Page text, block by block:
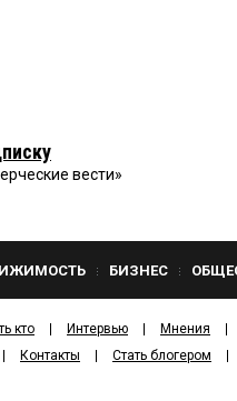
вести»
БИЗНЕС
кто Интервью Мнения
Контакты Стать блогером